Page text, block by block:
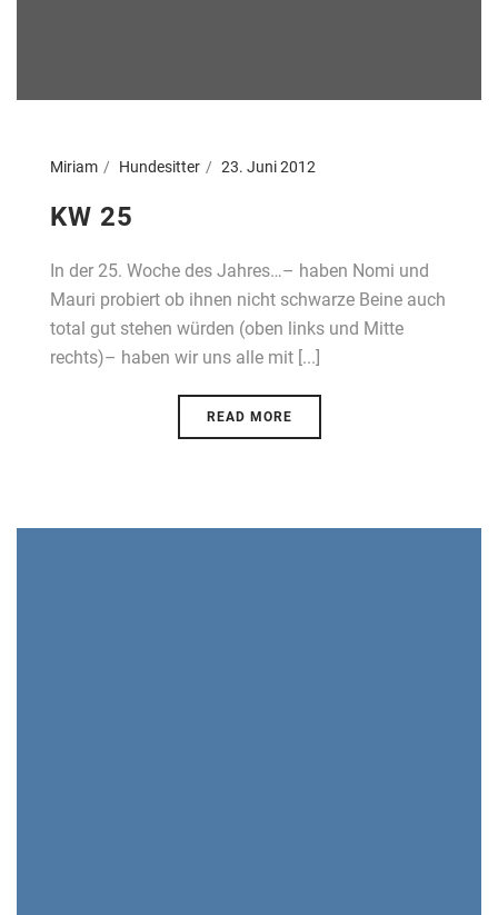
Miriam Hundesitter 23. Juni 2012
KW 25
In der 25. Woche des Jahres…– haben Nomi und
Mauri probiert ob ihnen nicht schwarze Beine auch
total gut stehen würden (oben links und Mitte
rechts)– haben wir uns alle mit [...]
READ MORE